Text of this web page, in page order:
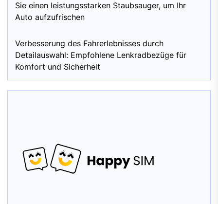
Sie einen leistungsstarken Staubsauger, um Ihr
Auto aufzufrischen
Verbesserung des Fahrerlebnisses durch
Detailauswahl: Empfohlene Lenkradbezüge für
Komfort und Sicherheit